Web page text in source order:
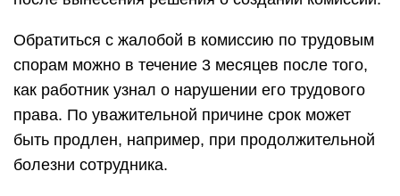
Обратиться с жалобой в комиссию по трудовым
спорам можно в течение 3 месяцев после того,
как работник узнал о нарушении его трудового
права. По уважительной причине срок может
быть продлен, например, при продолжительной
болезни сотрудника.